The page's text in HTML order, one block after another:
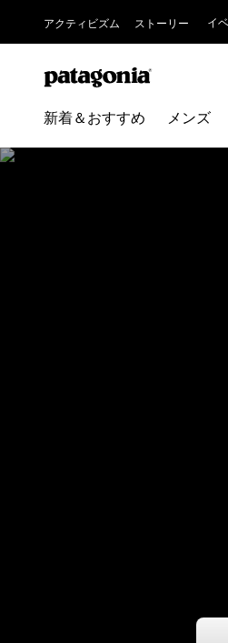
アクティビズム ストーリー イ
新着＆おすすめ メンズ